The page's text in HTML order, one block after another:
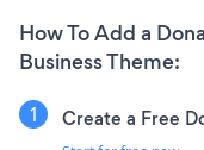
How To Add a
Business Theme:
Create a Free